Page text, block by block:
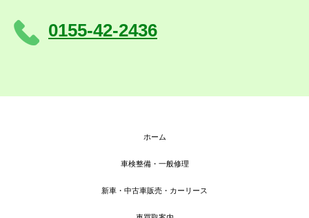
0155-42-2436
ホーム
車検整備・一般修理
新車・中古車販売・カーリース